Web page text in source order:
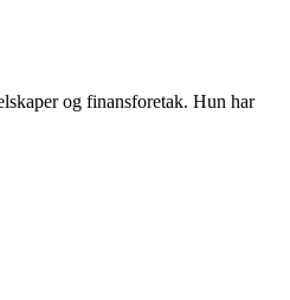
og finansforetak. Hun har